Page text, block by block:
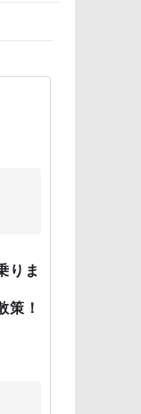
りま
策！